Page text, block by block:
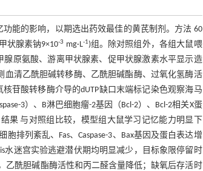
能的影响，以期选出药效最佳的黄芪制剂。方法 60
状腺素钠9×10-3 mg·L-1)组。除对照组外，各组大鼠喂
原氨酸、游离甲状腺素、促甲状腺激素水平显示造
清乙酰胆碱转移酶、乙酰胆碱酯酶、过氧化氢酶活
苷酸转移酶介导的dUTP缺口末端标记染色观察海马
3）、B淋巴细胞瘤-2基因（Bcl-2）、Bcl-2相关X蛋
结果 与对照组比较，模型组大鼠学习记忆能力明显下
排列紊乱、Fas、Caspase-3、Bax基因及蛋白表达增
水迷宫实验逃避潜伏期均明显减少，目标象限停留时
乙酰胆碱酯酶活性和丙二醛含量降低；缺氧后存活时